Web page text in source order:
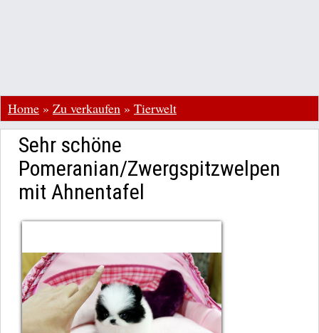
Home » Zu verkaufen » Tierwelt
Sehr schöne
Pomeranian/Zwergspitzwelpen
mit Ahnentafel